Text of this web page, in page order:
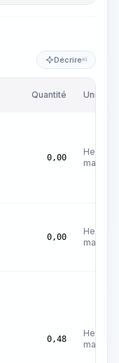
DécrireKI
Quantité Unité
0,00
Heures
machine
0,00
Heures
machine
0,48
Heures
machine